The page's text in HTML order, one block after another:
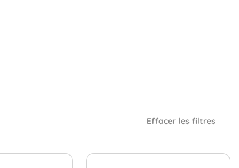
Effacer les filtres